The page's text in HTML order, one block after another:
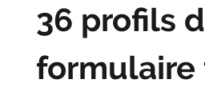
36 profils
formulaire